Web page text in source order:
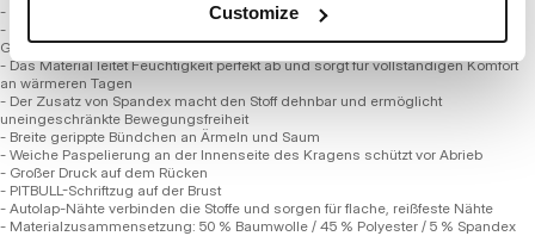
Customize
- Bequeme reguläre Passform
- Sweatshirt aus hochwertigem, weichem, dünnerem Tricot-Stoff mit einem
Gewicht von 280 g/m²
- Das Material leitet Feuchtigkeit perfekt ab und sorgt für vollständigen Komfort
an wärmeren Tagen
- Der Zusatz von Spandex macht den Stoff dehnbar und ermöglicht
uneingeschränkte Bewegungsfreiheit
- Breite gerippte Bündchen an Ärmeln und Saum
- Weiche Paspelierung an der Innenseite des Kragens schützt vor Abrieb
- Großer Druck auf dem Rücken
- PITBULL-Schriftzug auf der Brust
- Autolap-Nähte verbinden die Stoffe und sorgen für flache, reißfeste Nähte
- Materialzusammensetzung: 50 % Baumwolle / 45 % Polyester / 5 % Spandex